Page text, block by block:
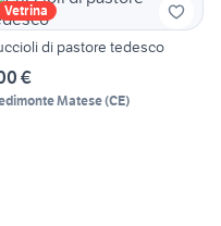
Vetrina
di pastore tedesco
€
Matese(CE)